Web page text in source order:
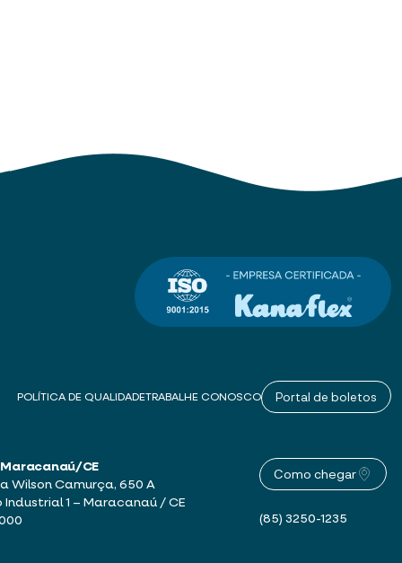
POLÍTICA DE QUALIDADETRABALHE CONOSCO Portal de boletos
CE
Wilson Camurça, 650 A
Industrial 1 – Maracanaú / CE
Como chegar
(85) 3250-1235